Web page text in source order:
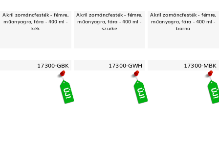
Akril zománcfesték - fémre,
műanyagra, fára - 400 ml -
kék
Akril zománcfesték - fémre,
műanyagra, fára - 400 ml -
szürke
Akril zománcfesték - fémre,
műanyagra, fára - 400 ml -
barna
17300-GBK 17300-GWH 17300-MBK